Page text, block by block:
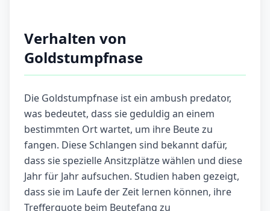
Verhalten von
Goldstumpfnase
Die Goldstumpfnase ist ein ambush predator,
was bedeutet, dass sie geduldig an einem
bestimmten Ort wartet, um ihre Beute zu
fangen. Diese Schlangen sind bekannt dafür,
dass sie spezielle Ansitzplätze wählen und diese
Jahr für Jahr aufsuchen. Studien haben gezeigt,
dass sie im Laufe der Zeit lernen können, ihre
Trefferquote beim Beutefang zu